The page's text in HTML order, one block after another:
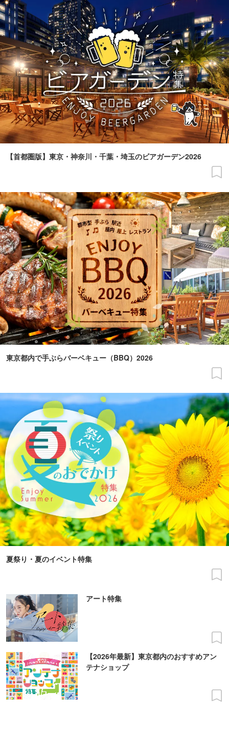
【首都圏版】東京・神奈川・千葉・埼玉のビアガーデン2026
東京都内で手ぶらバーベキュー（BBQ）2026
夏祭り・夏のイベント特集
アート特集
【2026年最新】東京都内のおすすめアン
テナショップ